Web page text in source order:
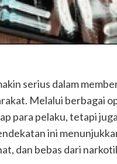
serius dalam
Melalui berbagai
para pelaku, tetapi
ini
dan bebas dari